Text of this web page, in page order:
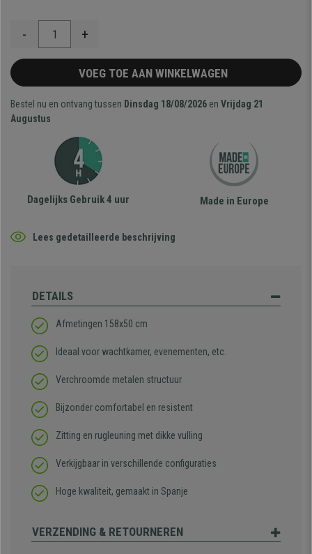
- +
VOEG TOE AAN WINKELWAGEN
Bestel nu en ontvang tussen Dinsdag 18/08/2026 en Vrijdag 21
Augustus
Dagelijks Gebruik 4 uur Made in Europe
Lees gedetailleerde beschrijving
DETAILS
Afmetingen 158x50 cm
Ideaal voor wachtkamer, evenementen, etc.
Verchroomde metalen structuur
Bijzonder comfortabel en resistent
Zitting en rugleuning met dikke vulling
Verkijgbaar in verschillende configuraties
Hoge kwaliteit, gemaakt in Spanje
VERZENDING & RETOURNEREN